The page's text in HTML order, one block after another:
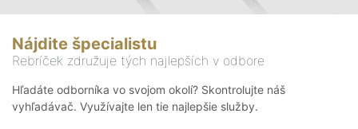
Nájdite špecialistu
Rebríček združuje tých najlepších v odbore
Hľadáte odborníka vo svojom okolí? Skontrolujte náš
vyhľadávač. Využívajte len tie najlepšie služby.